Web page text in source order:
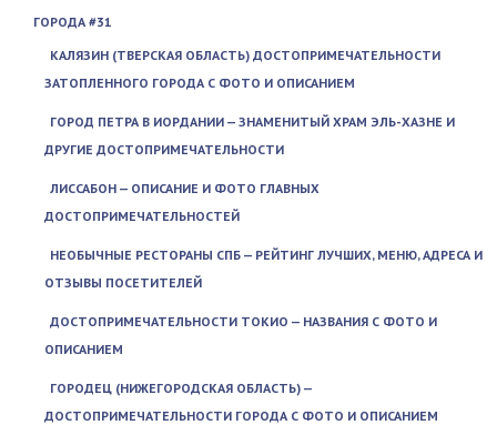
ГОРОДА #31
КАЛЯЗИН (ТВЕРСКАЯ ОБЛАСТЬ) ДОСТОПРИМЕЧАТЕЛЬНОСТИ
ЗАТОПЛЕННОГО ГОРОДА С ФОТО И ОПИСАНИЕМ
ГОРОД ПЕТРА В ИОРДАНИИ — ЗНАМЕНИТЫЙ ХРАМ ЭЛЬ-ХАЗНЕ И
ДРУГИЕ ДОСТОПРИМЕЧАТЕЛЬНОСТИ
ЛИССАБОН — ОПИСАНИЕ И ФОТО ГЛАВНЫХ
ДОСТОПРИМЕЧАТЕЛЬНОСТЕЙ
НЕОБЫЧНЫЕ РЕСТОРАНЫ СПБ — РЕЙТИНГ ЛУЧШИХ, МЕНЮ, АДРЕСА И
ОТЗЫВЫ ПОСЕТИТЕЛЕЙ
ДОСТОПРИМЕЧАТЕЛЬНОСТИ ТОКИО — НАЗВАНИЯ С ФОТО И
ОПИСАНИЕМ
ГОРОДЕЦ (НИЖЕГОРОДСКАЯ ОБЛАСТЬ) —
ДОСТОПРИМЕЧАТЕЛЬНОСТИ ГОРОДА С ФОТО И ОПИСАНИЕМ